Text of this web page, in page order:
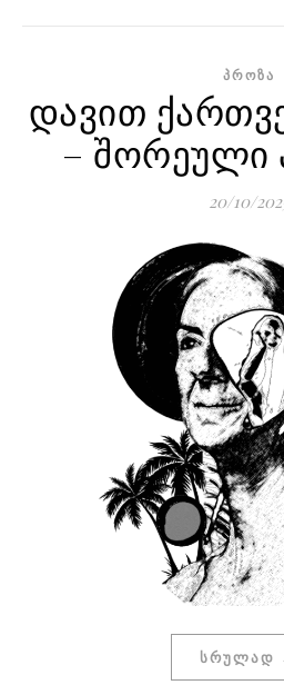
ᲞᲠᲝᲖᲐ
დავით
– შორეული
20/10/
ᲡᲠᲣᲚᲐᲓ